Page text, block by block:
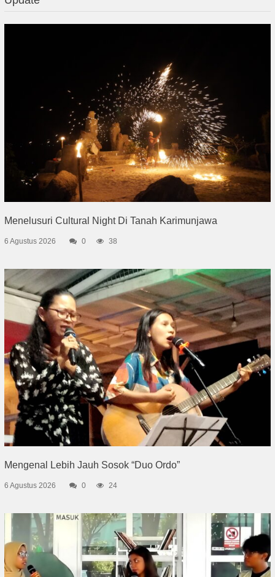
Menelusuri Cultural Night Di Tanah Karimunjawa
6 Agustus 2026 0 38
Mengenal Lebih Jauh Sosok “Duo Ordo”
6 Agustus 2026 0 24